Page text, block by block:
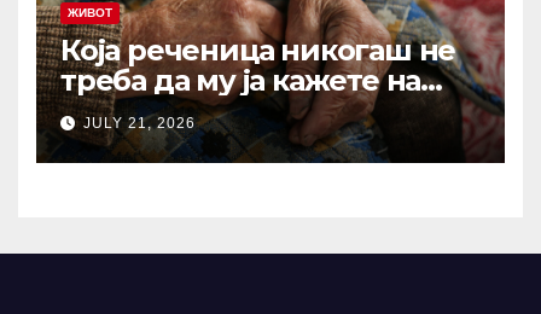
ЖИВОТ
Која реченица никогаш не
треба да му ја кажете на
вашиот остарен родител?
Зборови што отвораат рани
кои никогаш не
JULY 21, 2026